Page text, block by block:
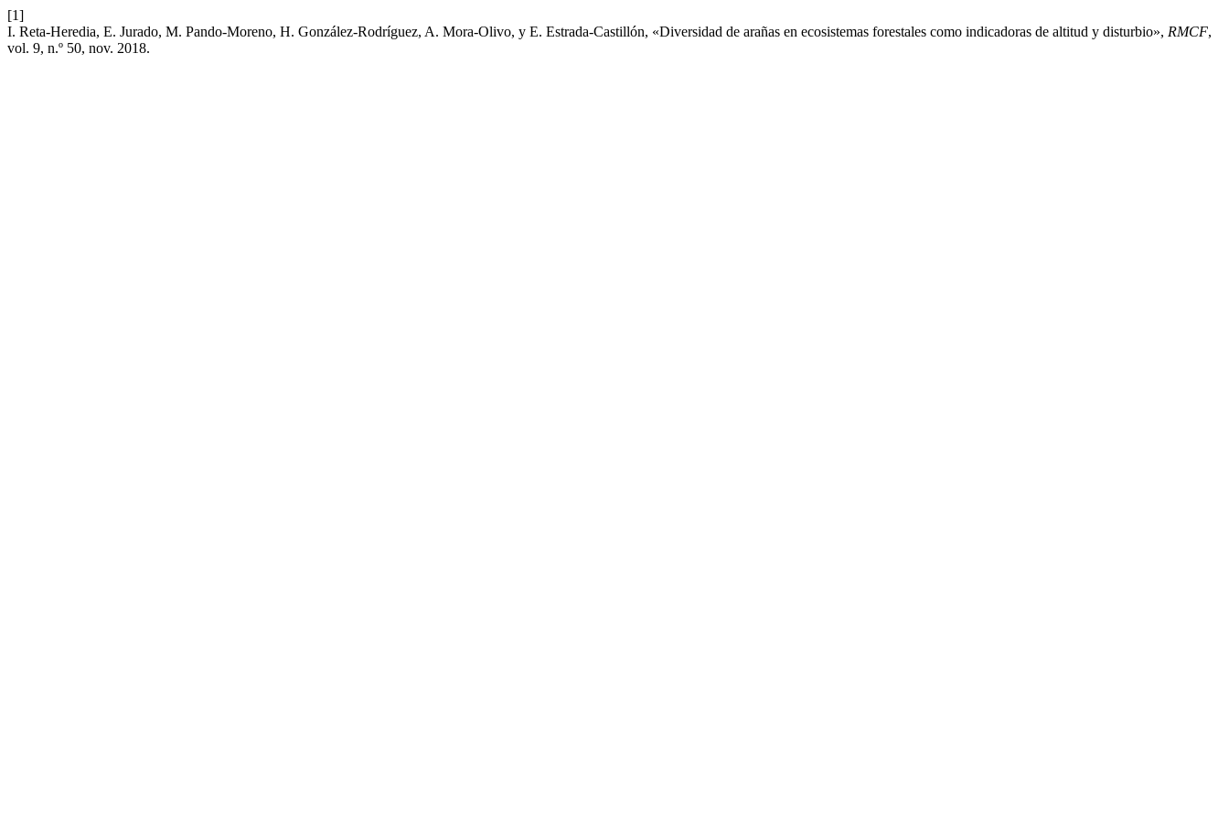
[1]
I. Reta-Heredia, E. Jurado, M. Pando-Moreno, H. González-Rodríguez, A. Mora-Olivo, y E. Estrada-Castillón, «Diversidad de arañas en ecosistemas forestales como indicadoras de altitud y disturbio», RMCF,
vol. 9, n.º 50, nov. 2018.